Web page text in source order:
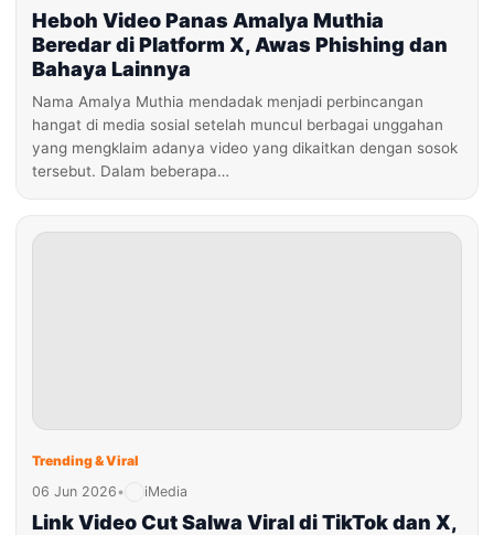
Heboh Video Panas Amalya Muthia
Beredar di Platform X, Awas Phishing dan
Bahaya Lainnya
Nama Amalya Muthia mendadak menjadi perbincangan
hangat di media sosial setelah muncul berbagai unggahan
yang mengklaim adanya video yang dikaitkan dengan sosok
tersebut. Dalam beberapa…
Trending & Viral
06 Jun 2026• iMedia
Link Video Cut Salwa Viral di TikTok dan X,